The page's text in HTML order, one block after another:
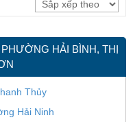
HẢI BÌNH, THỊ
Thủy
Hải Ninh